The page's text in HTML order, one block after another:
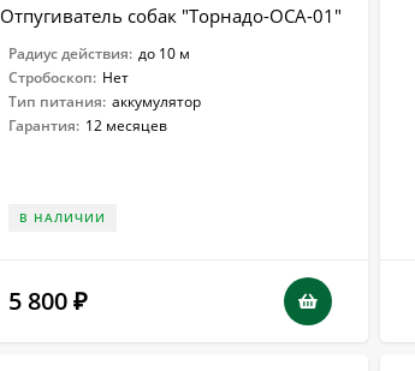
Отпугиватель собак "Торнадо-ОСА-01"
Радиус действия: до 10 м
Стробоскоп: Нет
Тип питания: аккумулятор
Гарантия: 12 месяцев
В НАЛИЧИИ
5 800 ₽